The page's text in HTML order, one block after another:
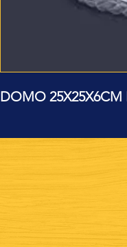
DOMO 25X25X6CM